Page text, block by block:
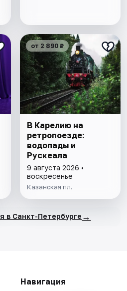
от 2 890 ₽
В Карелию на
ретропоезде:
водопады и
Рускеала
9 августа 2026 •
воскресенье
Казанская пл.
в Санкт-Петербурге →
Навигация